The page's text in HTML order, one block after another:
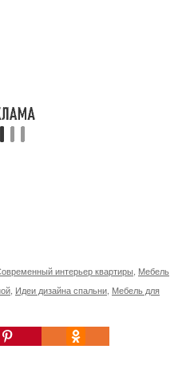
интерьер квартиры Мебель
Идеи дизайна спальни Мебель для